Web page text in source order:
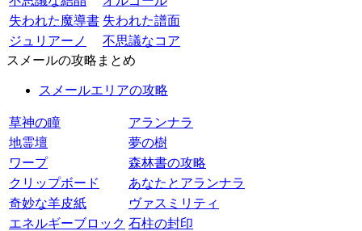
失われた魔導書 失われた譜面
ジュリアーノ
不思議なコア
スメールの攻略まとめ
スメールエリアの攻略
草神の瞳
アランナラ
地霊壇
夢の樹
ワープ
森林書の攻略
クリップボード
あなたとアランナラ
奇妙な羊皮紙
ヴァスミリティ
エネルギーブロック 石柱の封印